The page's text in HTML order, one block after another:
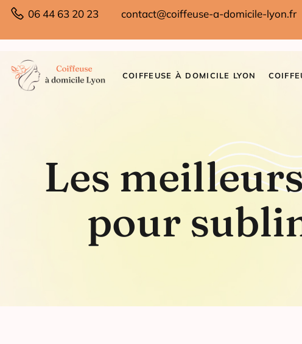
06 44 63 20 23 contact@coiffeuse-a-domicile-lyon.fr
COIFFEUSE À DOMICILE LYON
Les
pour